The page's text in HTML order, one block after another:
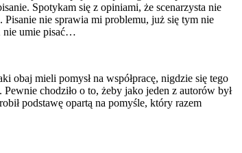
Spotykam się z opiniami, że scenarzysta nie
Pisanie nie sprawia mi problemu, już się tym nie
nie umie pisać…
obaj mieli pomysł na współpracę, nigdzie się tego
chodziło o to, żeby jako jeden z autorów był
podstawę opartą na pomyśle, który razem